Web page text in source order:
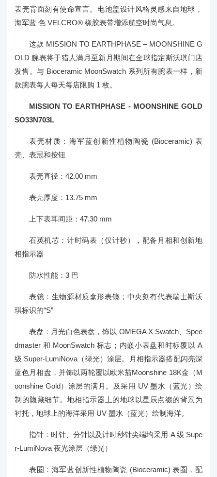
表壳背面刻有使命宣言。电池盖设计风格灵感来自地球，
海军蓝 色 VELCRO® 橡胶表带增添航空时尚气息。
这款 MISSION TO EARTHPHASE – MOONSHINE G
OLD 腕表将于猎人满月至新月期间在全球指定斯沃琪门店
发售。与 Bioceramic MoonSwatch 系列所有腕表一样，新
款腕表每人每天每店限购 1 枚。
MISSION TO EARTHPHASE - MOONSHINE GOLD
SO33N703L
表壳材质：海军蓝创新性植物陶瓷 (Bioceramic) 表
壳、表冠和按钮
表壳直径：42.00 mm
表壳厚度：13.75 mm
上下表耳间距：47.30 mm
石英机芯：计时码表（仅计秒），配备月相和创新地
相指示器
防水性能：3 巴
表镜：生物源材质盒形表镜；中央刻有代表瑞士斯沃
琪标识的“S”
表盘：月光白色表盘，饰以 OMEGA X Swatch、Spee
dmaster 和 MoonSwatch 标志；内嵌小表盘和时标覆以 A
级 Super-LumiNova（绿光）涂层。月相指示器搭配闪亮深
蓝色月相盘，并饰以两轮覆以欧米茄Moonshine 18K金（M
oonshine Gold）涂层的满月。及采用 UV 墨水（蓝光）绘
制的隐藏细节。地相指示器上的地球以星辰点缀的背景为
衬托，地球上的海洋采用 UV 墨水（蓝光）绘制海洋。
指针：时针、分针以及计时秒针尖端均采用 A 级 Supe
r-LumiNova 夜光涂层（绿光）
表圈：海军蓝创新性植物陶瓷 (Bioceramic) 表圈，配